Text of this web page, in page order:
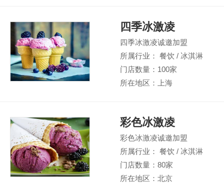
四季冰激凌
四季冰激凌诚邀加盟
所属行业： 餐饮 / 冰淇淋
门店数量：100家
所在地区：上海
彩色冰激凌
彩色冰激凌诚邀加盟
所属行业： 餐饮 / 冰淇淋
门店数量：80家
所在地区：北京